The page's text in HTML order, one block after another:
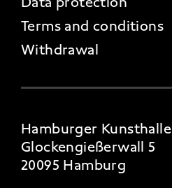
Terms and conditions
Withdrawal
Hamburger Kunsthalle
Glockengießerwall 5
20095 Hamburg